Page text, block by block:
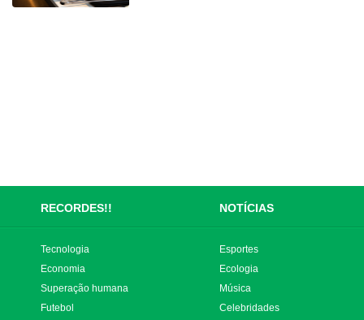
RECORDES!! NOTÍCIAS
Tecnologia
Economia
Superação humana
Futebol
Esportes
Ecologia
Música
Celebridades